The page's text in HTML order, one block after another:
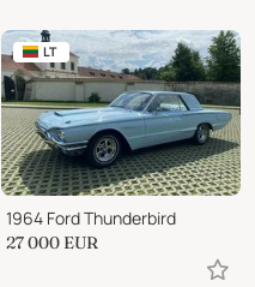
LT
1964 Ford Thunderbird
27 000 EUR